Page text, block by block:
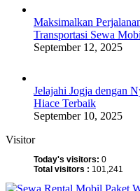
Maksimalkan
Transportasi Sewa
September 12, 2025
Jelajahi Jogja dengan
Hiace Terbaik
September 10, 2025
Visitor
Today's visitors: 0
Total visitors : 101,241